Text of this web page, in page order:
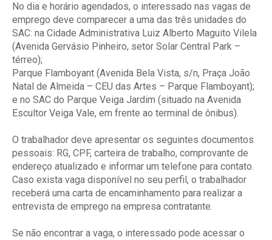
No dia e horário agendados, o interessado nas vagas de
emprego deve comparecer a uma das três unidades do
SAC: na Cidade Administrativa Luiz Alberto Maguito Vilela
(Avenida Gervásio Pinheiro, setor Solar Central Park –
térreo);
Parque Flamboyant (Avenida Bela Vista, s/n, Praça João
Natal de Almeida – CEU das Artes – Parque Flamboyant);
e no SAC do Parque Veiga Jardim (situado na Avenida
Escultor Veiga Vale, em frente ao terminal de ônibus).
O trabalhador deve apresentar os seguintes documentos
pessoais: RG, CPF, carteira de trabalho, comprovante de
endereço atualizado e informar um telefone para contato.
Caso exista vaga disponível no seu perfil, o trabalhador
receberá uma carta de encaminhamento para realizar a
entrevista de emprego na empresa contratante.
Se não encontrar a vaga, o interessado pode acessar o